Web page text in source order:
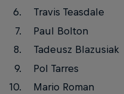
Travis Teasdale
Paul Bolton
Tadeusz Blazusiak
Pol Tarres
Mario Roman